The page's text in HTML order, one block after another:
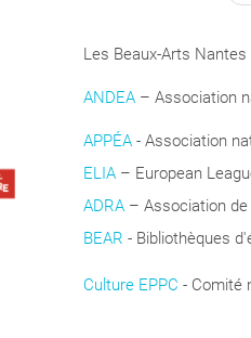
Les Beaux-Arts
ANDEA – Association
APPÉA - Association
ELIA – European
ADRA – Association
BEAR - Bibliothèques
Culture EPPC - Comité